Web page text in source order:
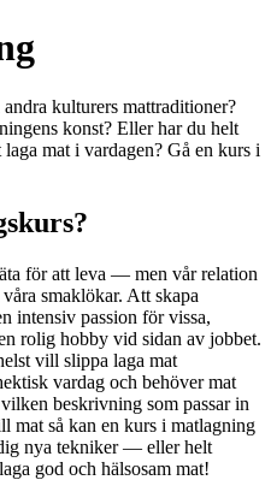
kulturers mattraditioner?
konst? Eller har du helt
mat i vardagen? Gå en kurs i
för att leva — men vår relation
smaklökar. Att skapa
intensiv passion för vissa,
rolig hobby vid sidan av jobbet.
vill slippa laga mat
vardag och behöver mat
beskrivning som passar in
mat så kan en kurs i matlagning
nya tekniker — eller helt
god och hälsosam mat!